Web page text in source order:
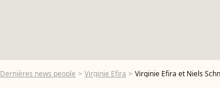
Dernières news people Virginie Efira Virginie Efira et Niels